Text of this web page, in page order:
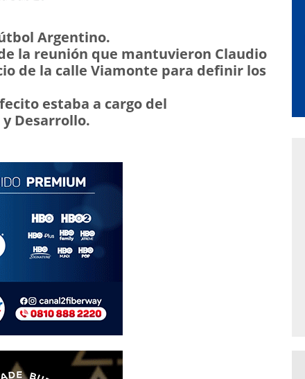
Argentino.
la reunión que mantuvieron Claudio
de la calle Viamonte para definir los
estaba a cargo del
Desarrollo.